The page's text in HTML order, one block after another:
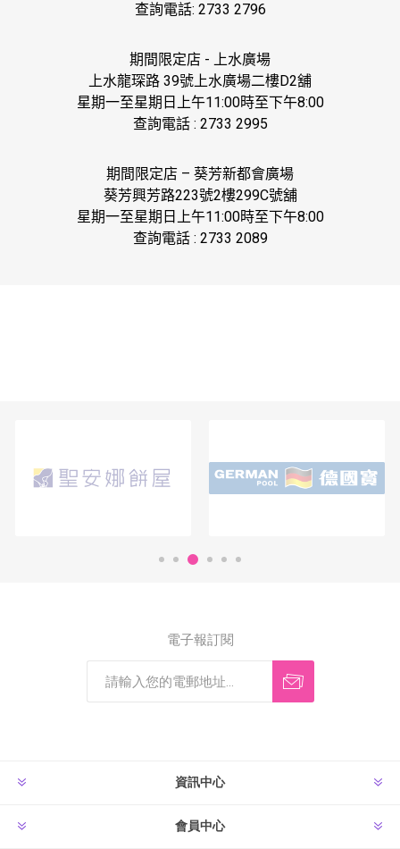
查詢電話: 2733 2796
期間限定店 - 上水廣場
上水龍琛路 39號上水廣場二樓D2舖
星期一至星期日 上午11:00時至下午8:00
查詢電話: 2733 2995
期間限定店 – 葵芳新都會廣場
葵芳興芳路223號2樓299C號舖
星期一至星期日 上午11:00時至下午8:00
查詢電話: 2733 2089
電子報訂閱
資訊中心
會員中心